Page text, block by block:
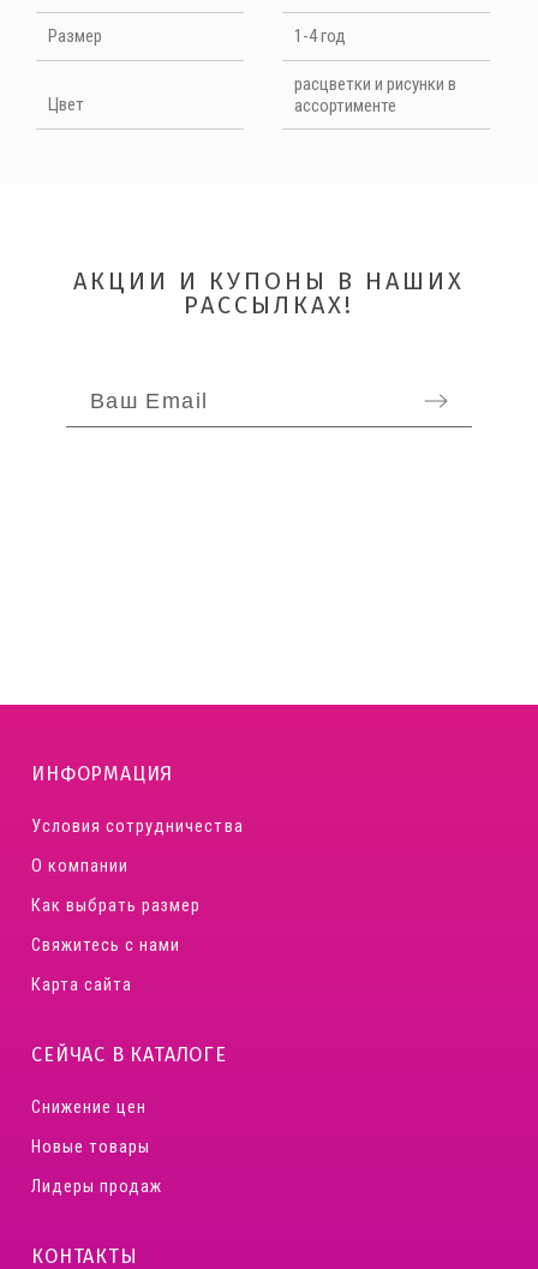
Размер 1-4 год
Цвет
расцветки и рисунки в
ассортименте
АКЦИИ И КУПОНЫ В НАШИХ
РАССЫЛКАХ!
ИНФОРМАЦИЯ
Условия сотрудничества
О компании
Как выбрать размер
Свяжитесь с нами
Карта сайта
СЕЙЧАС В КАТАЛОГЕ
Снижение цен
Новые товары
Лидеры продаж
КОНТАКТЫ